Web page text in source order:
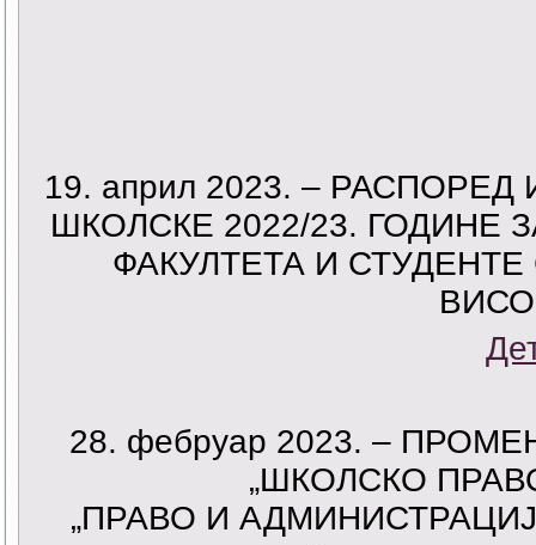
19. април 2023. –
ШКОЛСКЕ 2022/23. ГОДИНЕ
ФАКУЛТЕТА И
28. фебруар 2023. –
„ШКОЛСКО
„ПРАВО И